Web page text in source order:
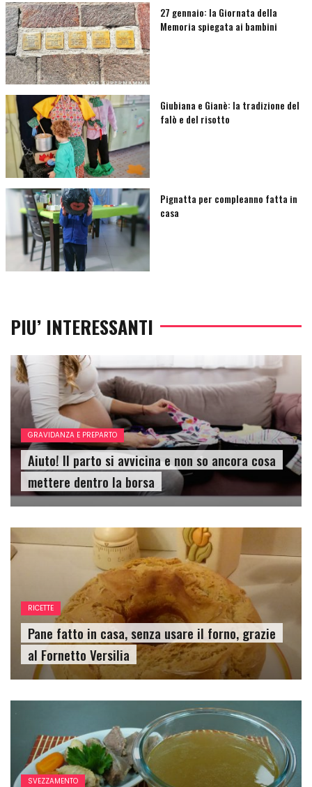
27 gennaio: la Giornata della
Memoria spiegata ai bambini
Giubiana e Gianè: la tradizione del
falò e del risotto
Pignatta per compleanno fatta in
casa
PIU’ INTERESSANTI
GRAVIDANZA E PREPARTO
Aiuto! Il parto si avvicina e non so ancora cosa
mettere dentro la borsa
RICETTE
Pane fatto in casa, senza usare il forno, grazie
al Fornetto Versilia
SVEZZAMENTO